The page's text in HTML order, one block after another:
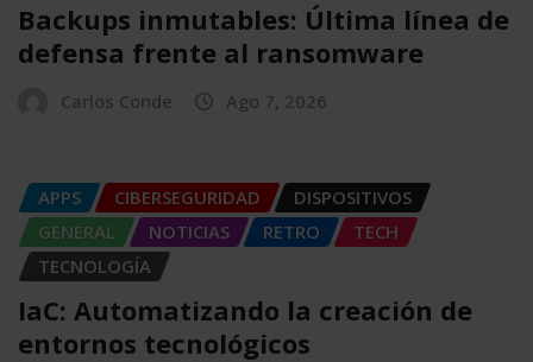
Backups inmutables: Última línea de
defensa frente al ransomware
Carlos Conde Ago 7, 2026
APPS CIBERSEGURIDAD
DISPOSITIVOS
GENERAL
NOTICIAS RETRO
TECH
TECNOLOGÍA
IaC: Automatizando la creación de
entornos tecnológicos